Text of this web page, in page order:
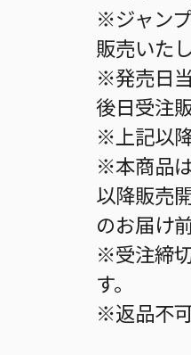
※ジャン
販売いた
※発売日
後日受注
※上記以
※本商品
以降販売
のお届け
※受注締
す。
※返品不